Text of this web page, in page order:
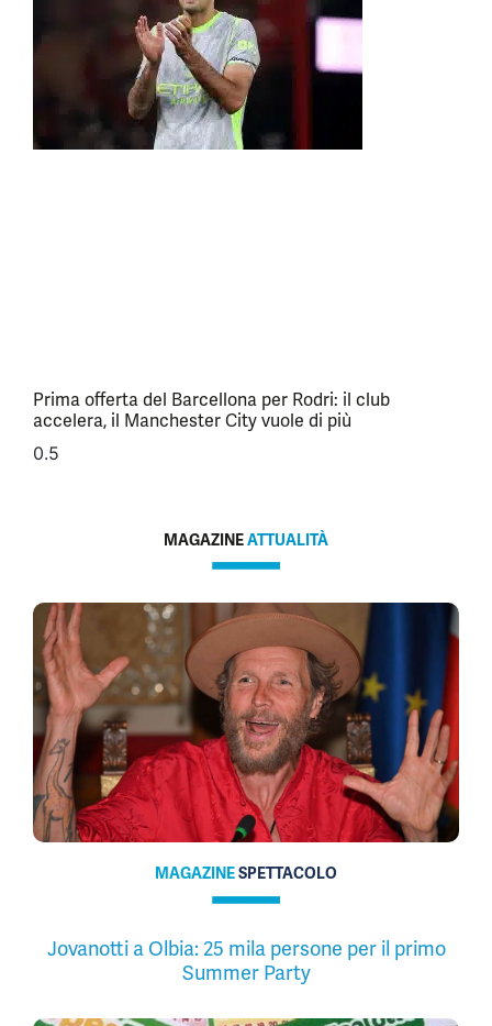
Prima offerta del Barcellona per Rodri: il club
accelera, il Manchester City vuole di più
MAGAZINEATTUALITÀ
MAGAZINESPETTACOLO
Jovanotti a Olbia: 25 mila persone per il primo
Summer Party